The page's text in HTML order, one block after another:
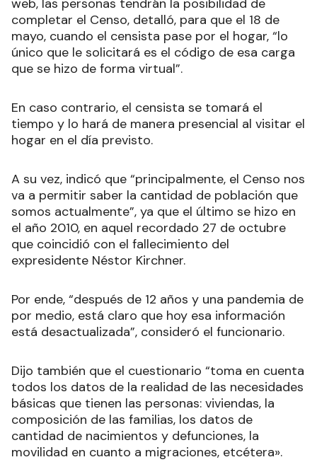
web, las personas tendrán la posibilidad de
completar el Censo, detalló, para que el 18 de
mayo, cuando el censista pase por el hogar, “lo
único que le solicitará es el código de esa carga
que se hizo de forma virtual”.
En caso contrario, el censista se tomará el
tiempo y lo hará de manera presencial al visitar el
hogar en el día previsto.
A su vez, indicó que “principalmente, el Censo nos
va a permitir saber la cantidad de población que
somos actualmente”, ya que el último se hizo en
el año 2010, en aquel recordado 27 de octubre
que coincidió con el fallecimiento del
expresidente Néstor Kirchner.
Por ende, “después de 12 años y una pandemia de
por medio, está claro que hoy esa información
está desactualizada”, consideró el funcionario.
Dijo también que el cuestionario “toma en cuenta
todos los datos de la realidad de las necesidades
básicas que tienen las personas: viviendas, la
composición de las familias, los datos de
cantidad de nacimientos y defunciones, la
movilidad en cuanto a migraciones, etcétera».